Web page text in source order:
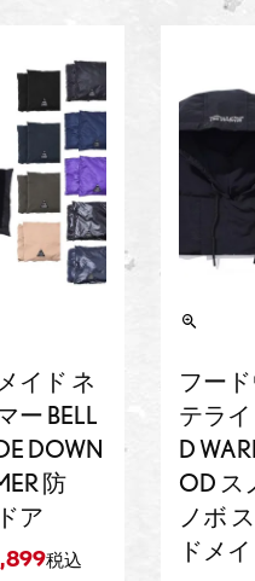
イド ネ
ー BELL
DOWN
防
ア
税込
フー
テライ
D
OD ス
ノボ
ドメ